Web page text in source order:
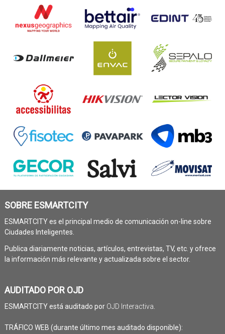
SOBRE ESMARTCITY
ESMARTCITY es el principal medio de comunicación on-line sobre
Ciudades Inteligentes.
Publica diariamente noticias, artículos, entrevistas, TV, etc. y ofrece
la información más relevante y actualizada sobre el sector.
AUDITADO POR OJD
ESMARTCITY está auditado por OJD Interactiva
TRÁFICO WEB (durante último mes auditado disponible):